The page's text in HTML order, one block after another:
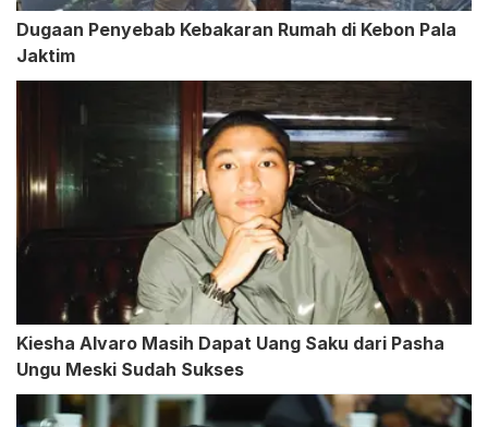
Dugaan Penyebab Kebakaran Rumah di Kebon Pala
Jaktim
Kiesha Alvaro Masih Dapat Uang Saku dari Pasha
Ungu Meski Sudah Sukses